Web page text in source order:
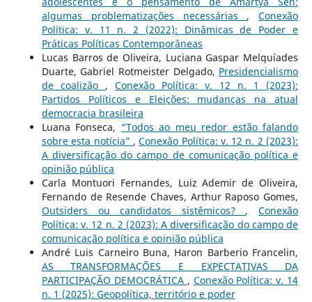
algumas problematizações necessárias ,Conexão
Política: v. 11 n. 2 (2022): Dinâmicas de Poder e
Práticas Políticas Contemporâneas
Lucas Barros de Oliveira, Luciana Gaspar Melquíades
Duarte, Gabriel Rotmeister Delgado, Presidencialismo
de coalizão , Conexão Política: v. 12 n. 1 (2023):
Partidos Políticos e Eleições: mudanças na atual
democracia brasileira
Luana Fonseca, “Todos ao meu redor estão falando
sobre esta notícia” ,Conexão Política: v. 12 n. 2 (2023):
A diversificação do campo de comunicação política e
opinião pública
Carla Montuori Fernandes, Luiz Ademir de Oliveira,
Fernando de Resende Chaves, Arthur Raposo Gomes,
Outsiders ou candidatos sistêmicos? ,Conexão
Política: v. 12 n. 2 (2023): A diversificação do campo de
comunicação política e opinião pública
André Luis Carneiro Buna, Haron Barberio Francelin,
AS TRANSFORMAÇÕES E EXPECTATIVAS DA
PARTICIPAÇÃO DEMOCRÁTICA , Conexão Política: v. 14
n. 1 (2025): Geopolítica, território e poder